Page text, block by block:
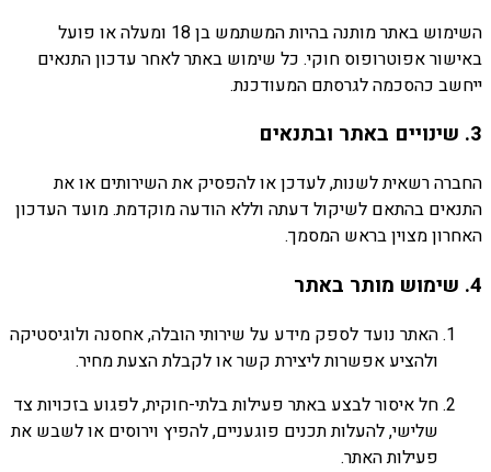
השימוש באתרמותנהבהיותהמשתמש בן18 ומעלהאו פועל
באישוראפוטרופוס חוקי. כל שימוש באתרלאחר עדכוןהתנאים
ייחשב כהסכמהלגרסתם המעודכנת.
3. שינויים באתר ובתנאים
החברהרשאיתלשנות,לעדכןאולהפסיק אתהשירותים אואת
התנאים בהתאם לשיקול דעתה וללא הודעהמוקדמת.מועד העדכון
האחרוןמצויןבראש המסמך.
4. שימוש מותר באתר
האתר נועד לספק מידע על שירותיהובלה,אחסנה ולוגיסטיקה
ולהציע אפשרותליצירתקשראולקבלתהצעתמחיר.
חלאיסורלבצע באתר פעילותבלתי-חוקית,לפגוע בזכויותצד
שלישי,להעלותתכנים פוגעניים,להפיץ וירוסים אולשבש את
פעילותהאתר.